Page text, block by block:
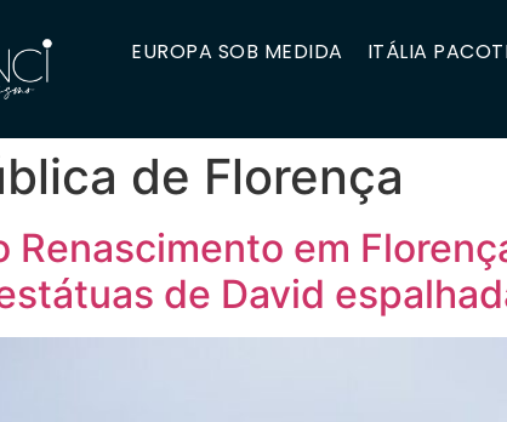
EUROPA SOB MEDIDA ITÁLIA
de Florença
Renascimento em
de David